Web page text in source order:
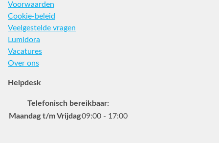
Voorwaarden
Cookie-beleid
Veelgestelde vragen
Lumidora
Vacatures
Over ons
Helpdesk
Telefonisch bereikbaar:
Maandag t/m Vrijdag09:00 - 17:00